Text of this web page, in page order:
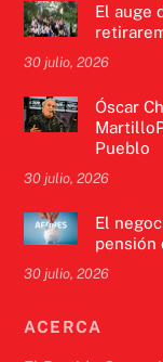
El auge
30 julio, 2026
Óscar
Pueblo
30 julio, 2026
El
pensión
30 julio, 2026
ACERCA